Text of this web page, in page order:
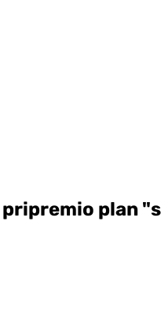
plan